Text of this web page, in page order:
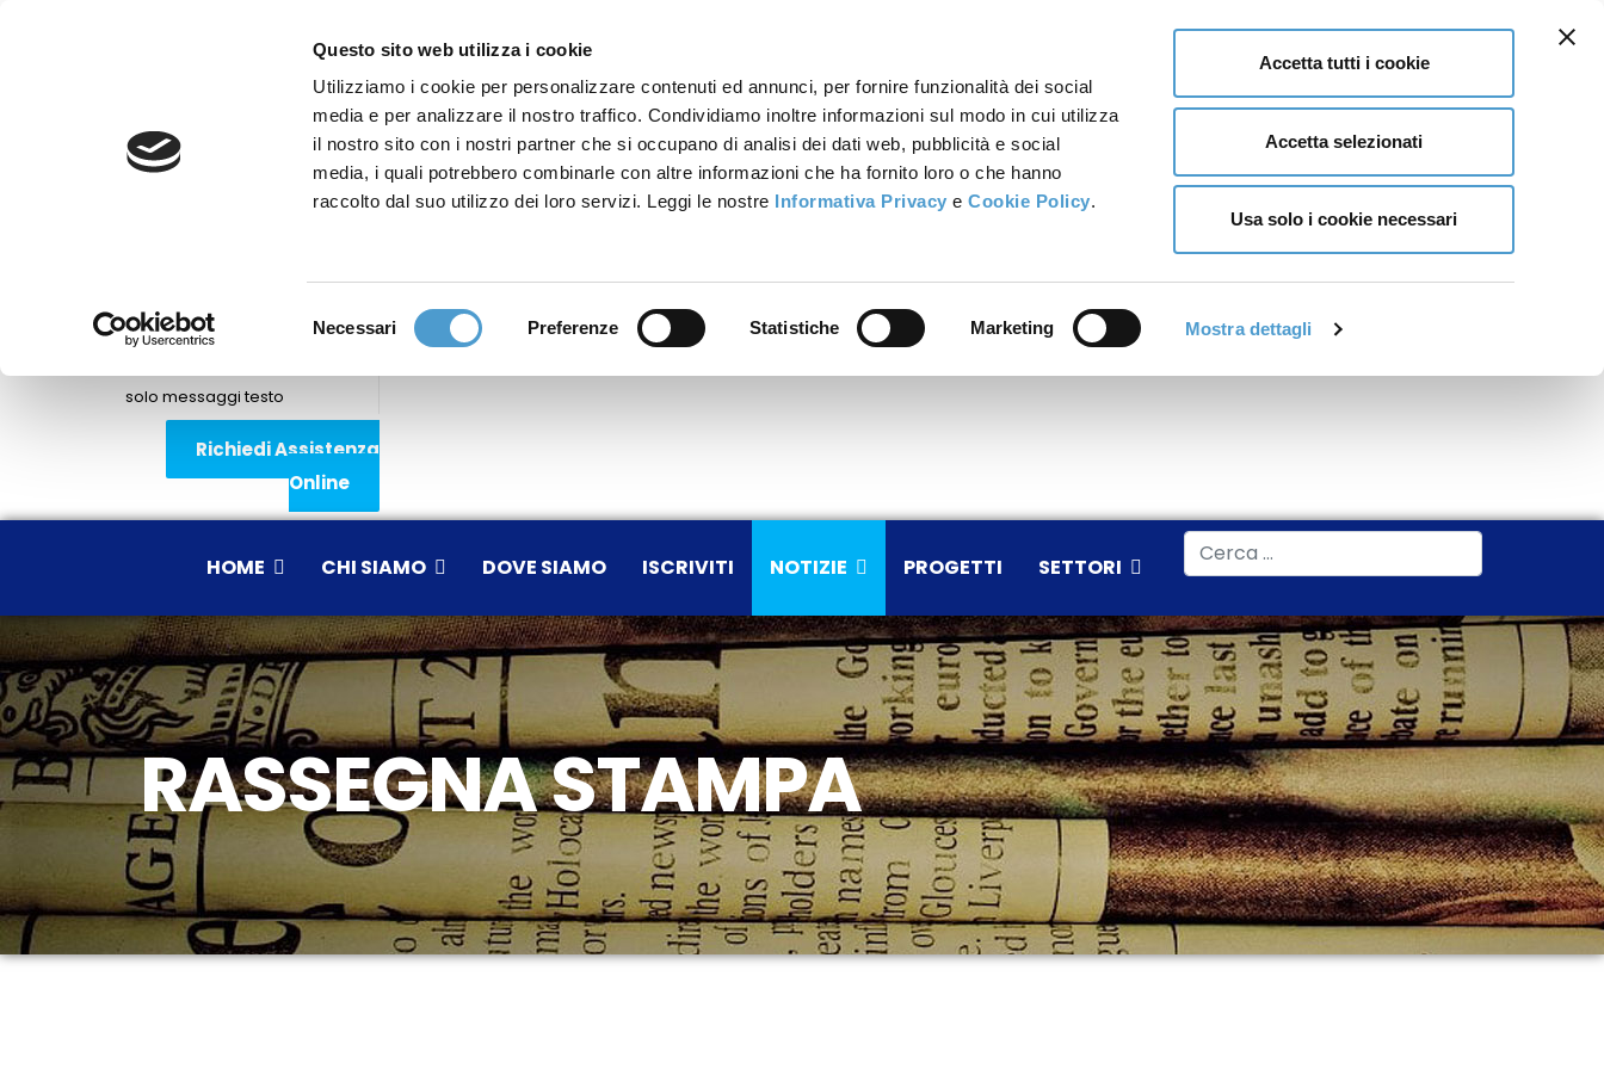
Questo sito web utilizza i cookie
Utilizziamo i cookie per personalizzare contenuti ed annunci, per fornire funzionalità dei social
media e per analizzare il nostro traffico. Condividiamo inoltre informazioni sul modo in cui utilizza
il nostro sito con i nostri partner che si occupano di analisi dei dati web, pubblicità e social
media, i quali potrebbero combinarle con altre informazioni che ha fornito loro o che hanno
raccolto dal suo utilizzo dei loro servizi. Leggi le nostre Informativa Privacy eCookie Policy.
Necessari Preferenze Statistiche Marketing Mostra dettagli
Accetta tutti i cookie
Accetta selezionati
Usa solo i cookie necessari
Via Piemonte 39/A
WhatsApp
solo messaggi testo
Richiedi Assistenza
Online
HOME CHI SIAMO DOVE SIAMO ISCRIVITI NOTIZIE PROGETTI SETTORI
Cerca
RASSEGNA STAMPA